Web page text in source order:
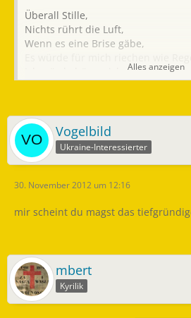
Überall Stille,
Nichts rührt die Luft,
Wenn es eine Brise gäbe,
Ich würde hören, ich würde fühlen
Die Smaragde ihrer Blütenblätter
Der wilde Körper, durstig nach
So lebt diese Wunderblume -
Solch eine zarte Kraft in dieser
Biegt sein Körperchen,
Mir ist, als erklingt
Der Herzschlag der Blume...
Refrain:
Die Smaragde ihrer Blütenblätter
Alles anzeigen
Vogelbild
Ukraine-Interessierter
30. November 2012 um 12:16
mir scheint du magst das
mbert
Kyrilik